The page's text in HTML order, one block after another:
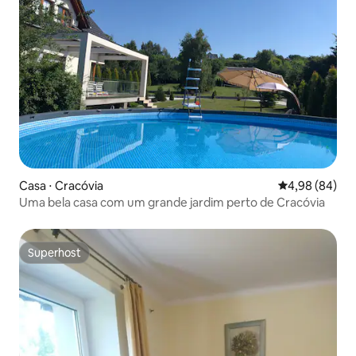
Casa ⋅ Cracóvia 4,98 de uma
4,98 (84)
Uma bela casa com um grande jardim perto de Cracóvia
Superhost
Superhost